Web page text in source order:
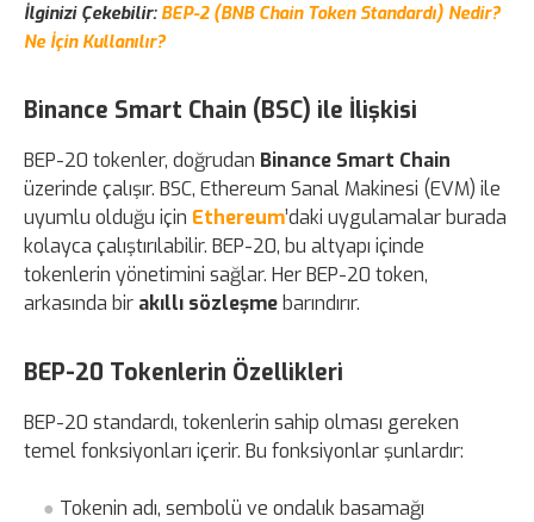
İlginizi Çekebilir: BEP-2 (BNB Chain Token Standardı) Nedir?
Ne İçin Kullanılır?
Binance Smart Chain (BSC) ile İlişkisi
BEP-20 tokenler, doğrudan Binance Smart Chain
üzerinde çalışır. BSC, Ethereum Sanal Makinesi (EVM) ile
uyumlu olduğu için Ethereum’daki uygulamalar burada
kolayca çalıştırılabilir. BEP-20, bu altyapı içinde
tokenlerin yönetimini sağlar. Her BEP-20 token,
arkasında bir akıllı sözleşmebarındırır.
BEP-20 Tokenlerin Özellikleri
BEP-20 standardı, tokenlerin sahip olması gereken
temel fonksiyonları içerir. Bu fonksiyonlar şunlardır:
Tokenin adı, sembolü ve ondalık basamağı